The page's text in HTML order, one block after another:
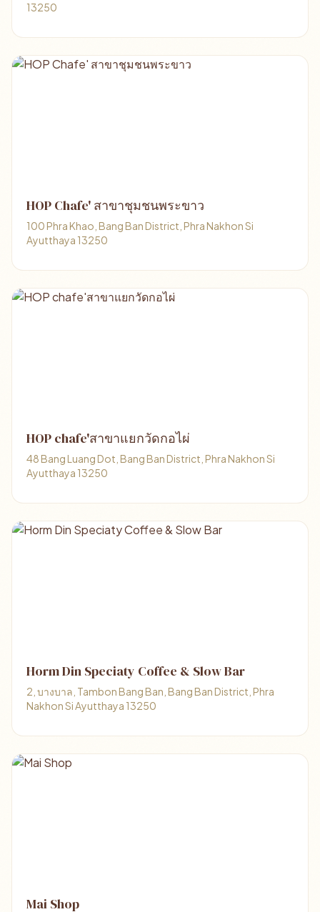
13250
HOP Chafe' สาขาชุมชนพระขาว
100 Phra Khao, Bang Ban District, Phra Nakhon Si
Ayutthaya 13250
HOP chafe'สาขาแยกวัดกอไผ่
48 Bang Luang Dot, Bang Ban District, Phra Nakhon Si
Ayutthaya 13250
Horm Din Speciaty Coffee & Slow Bar
2, บางบาล, Tambon Bang Ban, Bang Ban District, Phra
Nakhon Si Ayutthaya 13250
Mai Shop